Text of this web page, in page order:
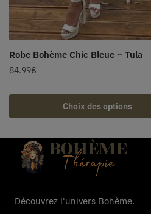
Robe Bohème Chic Bleue – Tula
84.99€
Choix des options
Découvrez l'univers Bohème.